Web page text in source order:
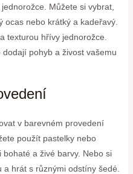
Můžete si vybrat,
ocas nebo krátký a kadeřavý.
texturou hřívy jednorožce.
pohyb a živost vašemu
v barevném provedení
použít pastelky nebo
a živé barvy. Nebo si
hrát s různými odstíny šedé.